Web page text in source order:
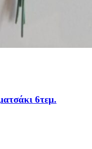
6τεμ.